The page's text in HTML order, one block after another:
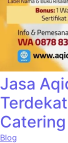
Jasa
Blog